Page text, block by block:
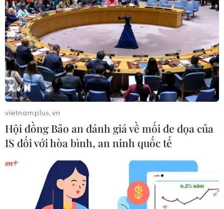
lái đầy thuốc nổ của Houthi
27/05/2019 05:00
Không quân Saudi Arabia đã bắn hạ một máy bay
không người lái chứa đầy chất nổ của phiến quân
Houthi tại nước láng giềng Yemen, trong đó, mục tiêu
tấn công là một sân bay ở phía Nam Saudi Arabia.
vietnamplus.vn
Hội đồng Bảo an đánh giá về mối đe dọa của
IS đối với hòa bình, an ninh quốc tế